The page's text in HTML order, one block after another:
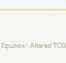
Equinox · Altered TCG